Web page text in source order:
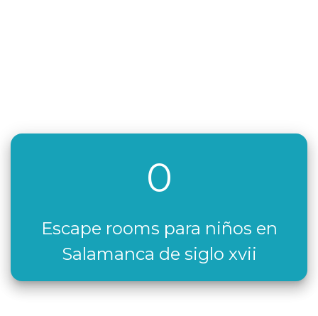
0
Escape rooms para niños en
Salamanca de siglo xvii